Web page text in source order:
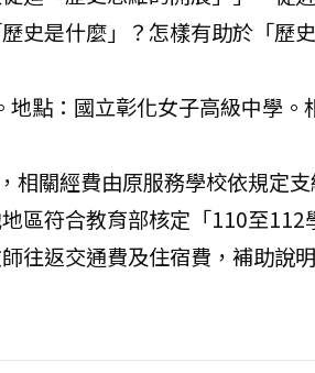
史是什麼」？怎樣有助於「歷
點：國立彰化女子高級中學。
相關經費由原服務學校依規定支
區符合教育部核定「110至112
往返交通費及住宿費，補助說